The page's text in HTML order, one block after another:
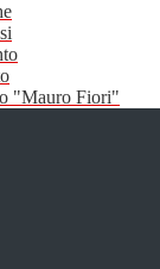
"Mauro Fiori"